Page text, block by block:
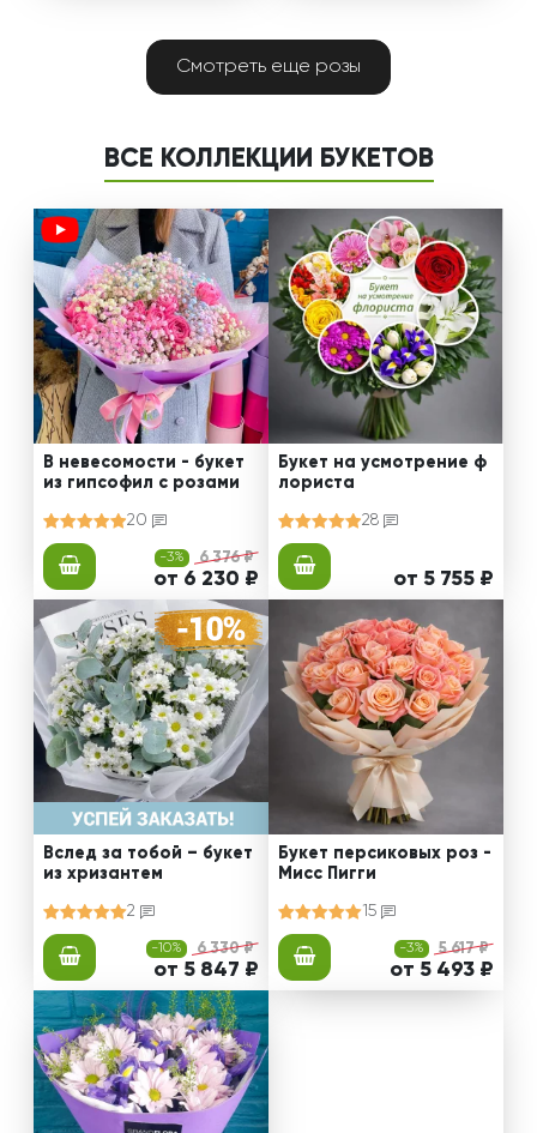
Смотреть еще розы
ВСЕ КОЛЛЕКЦИИ БУКЕТОВ
В невесомости - букет
из гипсофил с розами
20
-3% 6 376 ₽
от 6 230 ₽
Букет на усмотрение ф
лориста
28
от 5 755 ₽
Вслед за тобой – букет
из хризантем
2
-10% 6 330 ₽
от 5 847 ₽
Букет персиковых роз -
Мисс Пигги
15
-3% 5 617 ₽
от 5 493 ₽